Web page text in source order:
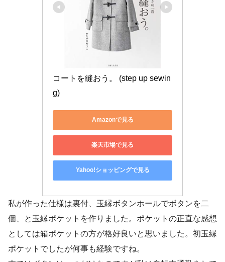
コートを縫おう。 (step up sewin
g)
Amazonで見る
楽天市場で見る
Yahoo!ショッピングで見る
私が作った仕様は裏付、玉縁ボタンホールでボタンを二
個、と玉縁ポケットを作りました。ポケットの正直な感想
としては箱ポケットの方が格好良いと思いました。初玉縁
ポケットでしたが何事も経験ですね。